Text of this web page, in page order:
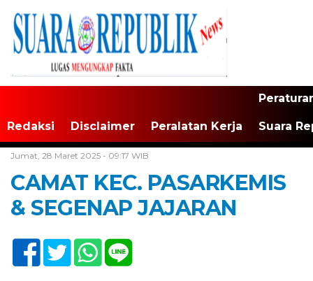
Redaksi Disclaimer Peralatan Kerja Suara
Jumat, 28 Maret 2025 - 09:17 WIB
CAMAT KEC. PASARKEMIS
& SEGENAP JAJARAN